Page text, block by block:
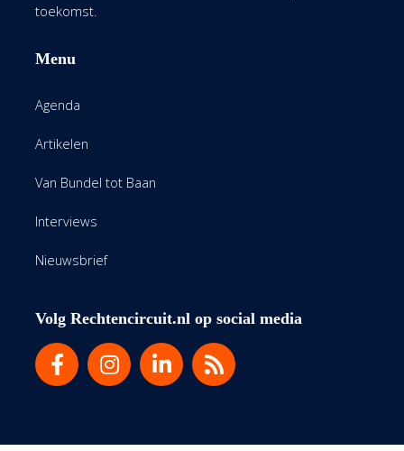
toekomst.
Menu
Agenda
Artikelen
Van Bundel tot Baan
Interviews
Nieuwsbrief
Volg Rechtencircuit.nl op social media